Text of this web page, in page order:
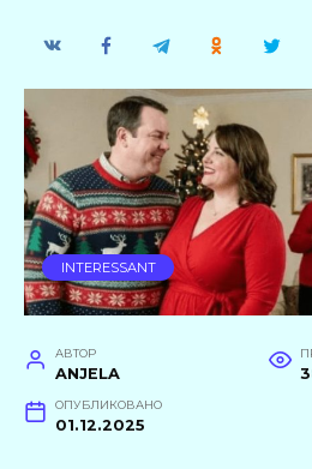
INTERESSANT
АВТОР
ANJELA
ОПУБЛИКОВАНО
01.12.2025